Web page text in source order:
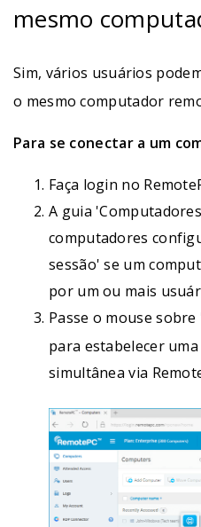
mesmo
Sim, vários usuários
o mesmo computador
Para se conectar a um
Faça login no
A guia
computadores
sessão' se um
por um ou mais
Passe o mouse
para estabelecer
simultânea via